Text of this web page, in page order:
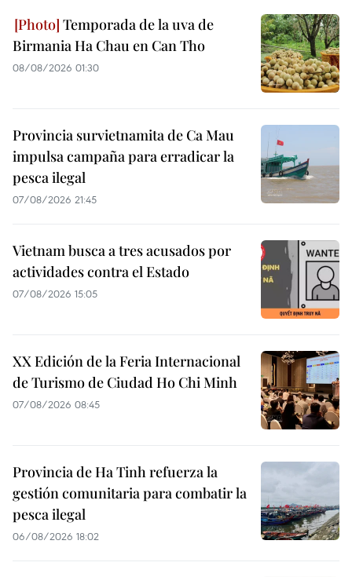
Temporada de la uva de
Birmania Ha Chau en Can Tho
08/08/2026 01:30
Provincia survietnamita de Ca Mau
impulsa campaña para erradicar la
pesca ilegal
07/08/2026 21:45
Vietnam busca a tres acusados por
actividades contra el Estado
07/08/2026 15:05
XX Edición de la Feria Internacional
de Turismo de Ciudad Ho Chi Minh
07/08/2026 08:45
Provincia de Ha Tinh refuerza la
gestión comunitaria para combatir la
pesca ilegal
06/08/2026 18:02